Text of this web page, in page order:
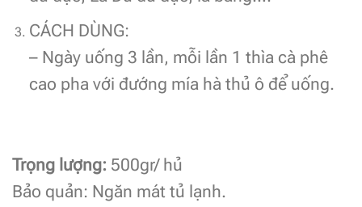
CÁCH DÙNG:
– Ngày uống 3 lần, mỗi lần 1 thìa cà phê
cao pha với đướng mía hà thủ ô để uống.
Trọng lượng: 500gr/ hủ
Bảo quản: Ngăn mát tủ lạnh.